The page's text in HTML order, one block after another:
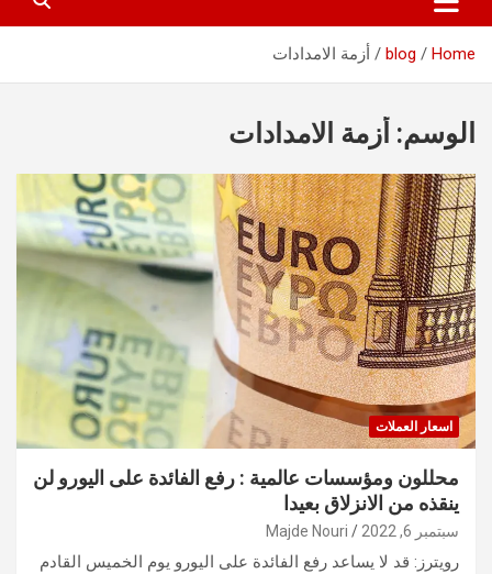
Home
blog أزمة الامدادات
الوسم: أزمة الامدادات
اسعار العملات
محللون ومؤسسات عالمية : رفع الفائدة على اليورو لن
ينقذه من الانزلاق بعيدا
سبتمبر 6, 2022 Majde Nouri
رويترز: قد لا يساعد رفع الفائدة على اليورو يوم الخميس القادم